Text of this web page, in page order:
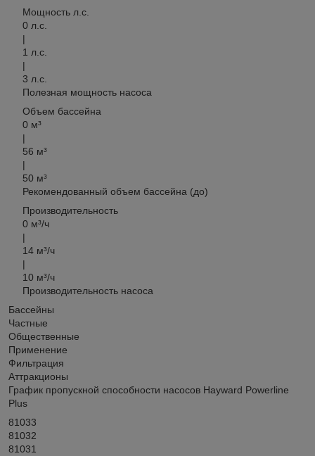
Мощность л.c.
0 л.с.
|
1 л.с.
|
3 л.с.
Полезная мощность насоса
Объем бассейна
0 м³
|
56 м³
|
50 м³
Рекомендованный объем бассейна (до)
Производительность
0 м³/ч
|
14 м³/ч
|
10 м³/ч
Производительность насоса
Бассейны
Частные
Общественные
Применение
Фильтрация
Аттракционы
График пропускной способности насосов Hayward Powerline
Plus
81033
81032
81031